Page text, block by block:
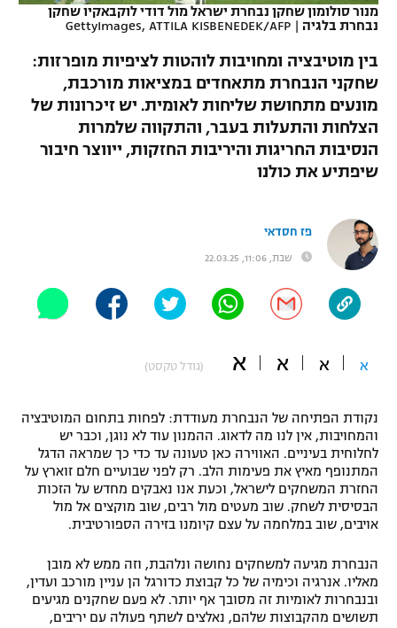
תוצאות
לוח שידורים
ברחבה
"מחצית בשכונה" – פודקאסט
משתתפים וזוכים בפרסים
תקנון משתתפים וזוכים בפרסים
תקנון עבור פעילות ספורט 1 – "מרלן"
טניס
גיימינג E-Sports
תנאי שימוש
תקנון פעילות ספורט 1
הפועל תל אביב
הפועל חיפה
הפועל באר שבע
מכבי נתניה
ליגה סינית
ליגה ברזילאית
ליגות נוספות
דני אבדיה
שחייה
אגרוף
ספורט אולימפי
UFC
היאבקות WWE
אופניים
ספורט מוטורי
בייסבול MLB
ספורט אתגרי ואקסטרים
אומנויות לחימה
גיימינג E-Sports
מנור סולומון שחקן נבחרת ישראל מול דודי לוקבאקיו שחקן
נבחרת בלגיה |
GettyImages, ATTILA KISBENEDEK/AFP
בין מוטיבציה ומחויבות לוהטות לציפיות מופרזות:
שחקני הנבחרת מתאחדים במציאות מורכבת,
מונעים מתחושת שליחות לאומית. יש זיכרונות של
הצלחות והתעלות בעבר, והתקווה שלמרות
הנסיבות החריגות והיריבות החזקות, ייווצר חיבור
שיפתיע את כולנו
פז חסדאי
שבת, 11:06, 22.03.25
א א א א (גודל טקסט)
נקודת הפתיחה של הנבחרת מעודדת: לפחות בתחום המוטיבציה
והמחויבות, אין לנו מה לדאוג. ההמנון עוד לא נוגן, וכבר יש
לחלוחית בעיניים. האווירה כאן טעונה עד כדי כך שמראה הדגל
המתנופף מאיץ את פעימות הלב. רק לפני שבועיים חלם זוארץ על
החזרת המשחקים לישראל, וכעת אנו נאבקים מחדש על הזכות
הבסיסית לשחק. שוב מעטים מול רבים, שוב מוקצים אל מול
אויבים, שוב במלחמה על עצם קיומנו בזירה הספורטיבית.
הנבחרת מגיעה למשחקים נחושה ונלהבת, וזה ממש לא מובן
מאליו. אנרגיה וכימיה של כל קבוצת כדורגל הן עניין מורכב ועדין,
ובנבחרות לאומיות זה מסובך אף יותר. לא פעם שחקנים מגיעים
תשושים מהקבוצות שלהם, נאלצים לשתף פעולה עם יריבים,